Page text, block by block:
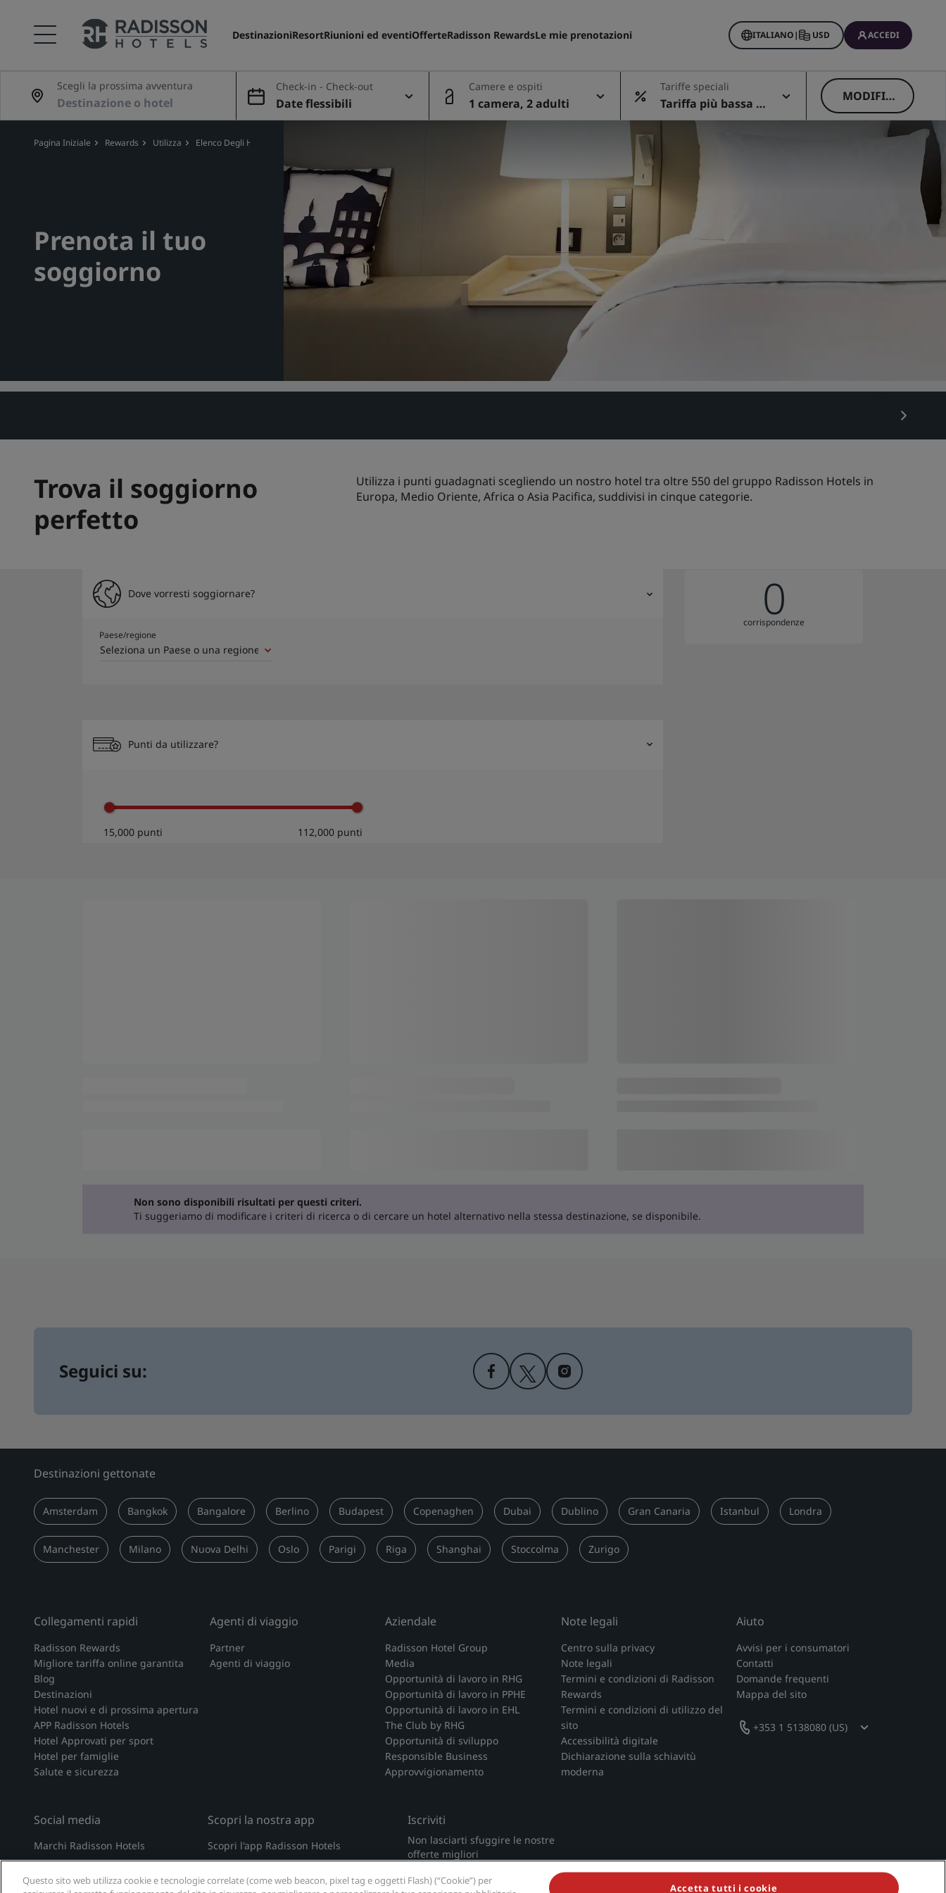
DestinazioniResortRiunioni ed eventiOfferteRadisson RewardsLe mie prenotazioni ITALIANO| USD ACCEDI
Scegli la prossima avventura Check-in - Check-out
Date flessibili
Camere e ospiti
1 camera, 2 adulti
Tariffe speciali
Tariffa più bassa di
sponibile
MODIFIC
A
Pagina Iniziale Rewards Utilizza Elenco Degli Hotel
Prenota il tuo
soggiorno
Trova il soggiorno
perfetto
Utilizza i punti guadagnati scegliendo un nostro hotel tra oltre 550 del gruppo Radisson Hotels in
Europa, Medio Oriente, Africa o Asia Pacifica, suddivisi in cinque categorie.
Dove vorresti soggiornare?
Paese/regione
Punti da utilizzare?
15,000 punti 112,000 punti
0
corrispondenze
Non sono disponibili risultati per questi criteri.
Ti suggeriamo di modificare i criteri di ricerca o di cercare un hotel alternativo nella stessa destinazione, se disponibile.
Seguici su:
Destinazioni gettonate
Amsterdam Bangkok Bangalore Berlino Budapest Copenaghen Dubai Dublino Gran Canaria Istanbul Londra
Manchester Milano Nuova Delhi Oslo Parigi Riga Shanghai Stoccolma Zurigo
Collegamenti rapidi
Radisson Rewards
Migliore tariffa online garantita
Blog
Destinazioni
Hotel nuovi e di prossima apertura
APP Radisson Hotels
Hotel Approvati per sport
Hotel per famiglie
Salute e sicurezza
Agenti di viaggio
Partner
Agenti di viaggio
Aziendale
Radisson Hotel Group
Media
Opportunità di lavoro in RHG
Opportunità di lavoro in PPHE
Opportunità di lavoro in EHL
The Club by RHG
Opportunità di sviluppo
Responsible Business
Approvvigionamento
Note legali
Centro sulla privacy
Note legali
Termini e condizioni di Radisson
Rewards
Termini e condizioni di utilizzo del
sito
Accessibilità digitale
Dichiarazione sulla schiavitù
moderna
Aiuto
Avvisi per i consumatori
Contatti
Domande frequenti
Mappa del sito
+353 1 5138080 (US)
Social media
Marchi Radisson Hotels
Scopri la nostra app
Scopri l'app Radisson Hotels
Iscriviti
Non lasciarti sfuggire le nostre
offerte migliori
Questo sito web utilizza cookie e tecnologie correlate (come web beacon, pixel tag e oggetti Flash) (“Cookie”) per
Accetta tutti i cookie